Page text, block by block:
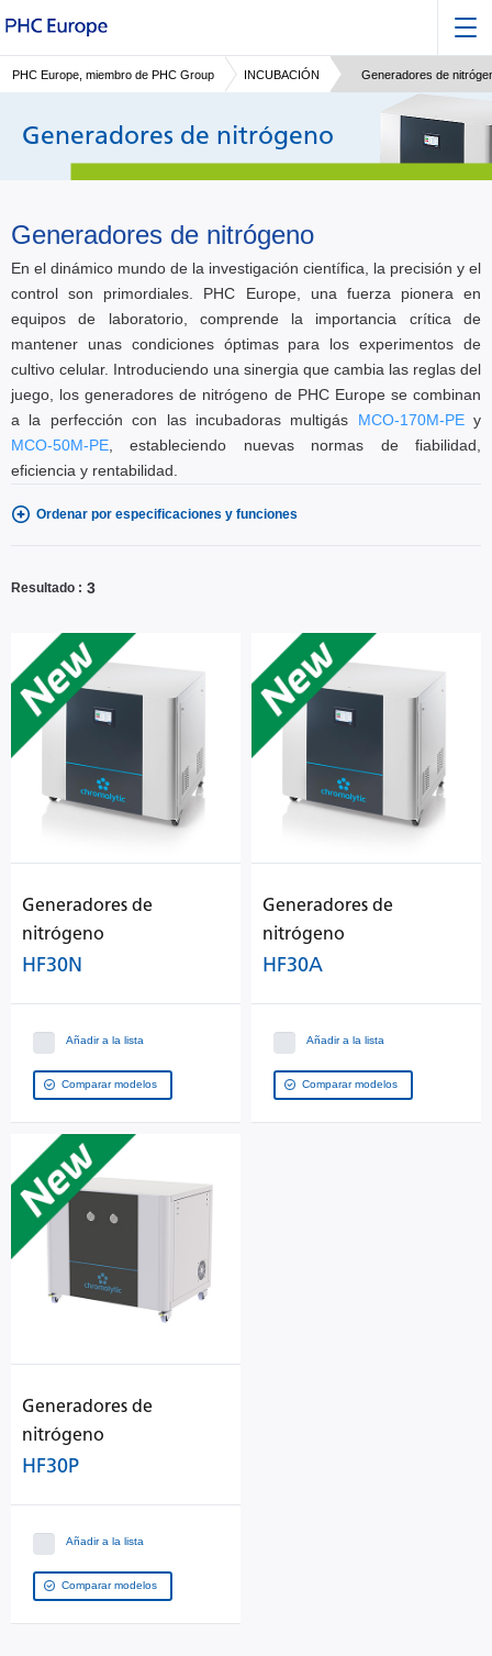
PHC Europe, miembro de PHC Group INCUBACIÓN Generadores de
Generadores de nitrógeno
Generadores de nitrógeno
En el dinámico mundo de la investigación científica, la precisión y el
control son primordiales. PHC Europe, una fuerza pionera en
equipos de laboratorio, comprende la importancia crítica de
mantener unas condiciones óptimas para los experimentos de
cultivo celular. Introduciendo una sinergia que cambia las reglas del
juego, los generadores de nitrógeno de PHC Europe se combinan
a la perfección con las incubadoras multigás MCO-170M-PEy
MCO-50M-PE, estableciendo nuevas normas de fiabilidad,
eficiencia y rentabilidad.
Ordenar por especificaciones y funciones
Resultado 3
Generadores de
nitrógeno
HF30N
Añadir a la lista
Comparar modelos
Generadores de
nitrógeno
HF30A
Añadir a la lista
Comparar modelos
Generadores de
nitrógeno
HF30P
Añadir a la lista
Comparar modelos